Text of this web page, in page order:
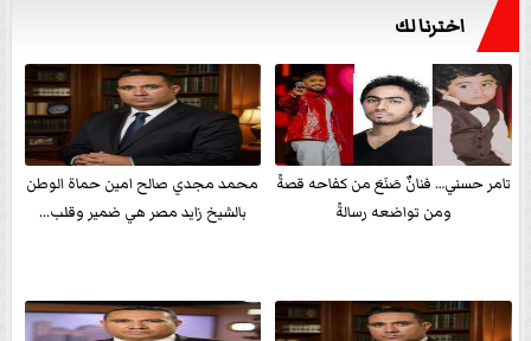
اخترنا لك
تامر حسني… فنانٌ صَنَعَ من كفاحه قصةً
ومن تواضعه رسالةً
محمد مجدي صالح امين حماة الوطن
بالشيخ زايد مصر هي ضمير وقلب...